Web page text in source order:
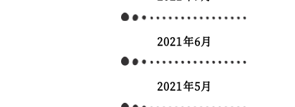
2021年6月
2021年5月